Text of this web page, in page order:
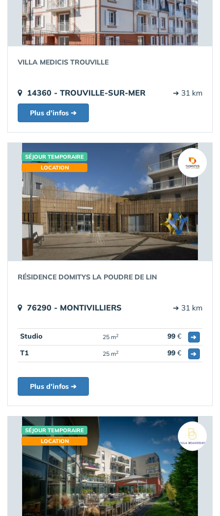
VILLA MEDICIS TROUVILLE
14360 - TROUVILLE-SUR-MER ➔ 31 km
Plus d'infos ➔
SÉJOUR TEMPORAIRE
LOCATION
RÉSIDENCE DOMITYS LA POUDRE DE LIN
76290 - MONTIVILLIERS ➔ 31 km
Studio 25 m2 99 €
➔
T1
25 m2 99 € ➔
Plus d'infos ➔
SÉJOUR TEMPORAIRE
LOCATION